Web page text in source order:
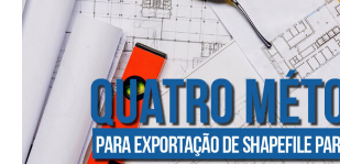
para
arquivo
DXF/DWG
partir